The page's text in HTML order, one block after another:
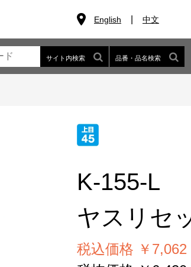
English 中文
サイト内検索 品番・品名検索
K-155-L
ヤスリセ
税込価格 ￥7,062